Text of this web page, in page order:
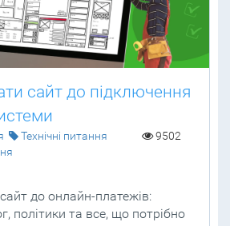
сайт до підключення
Технічні питання
9502
до онлайн-платежів:
політики та все, що потрібно